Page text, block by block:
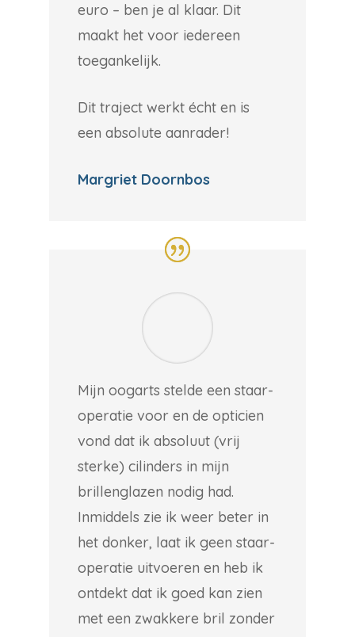
euro – ben je al klaar. Dit
maakt het voor iedereen
toegankelijk.
Dit traject werkt écht en is
een absolute aanrader!
Margriet Doornbos
Mijn oogarts stelde een staar-
operatie voor en de opticien
vond dat ik absoluut (vrij
sterke) cilinders in mijn
brillenglazen nodig had.
Inmiddels zie ik weer beter in
het donker, laat ik geen staar-
operatie uitvoeren en heb ik
ontdekt dat ik goed kan zien
met een zwakkere bril zonder